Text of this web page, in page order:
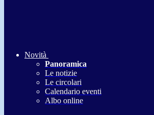
Novità
Panoramica
Le notizie
Le circolari
Calendario eventi
Albo online